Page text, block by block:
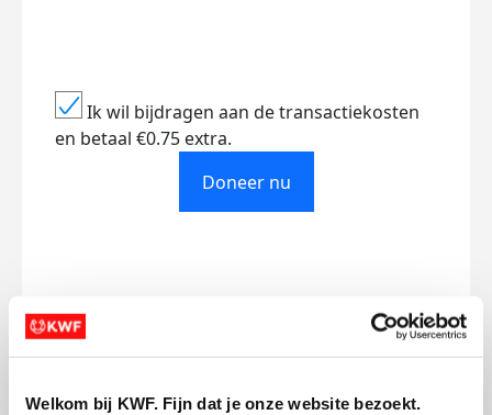
Welkom bij KWF. Fijn dat je onze website bezoekt.
Ik wil bijdragen aan de transactiekosten
en betaal €0.75 extra.
Doneer nu
Opgehaald
€125
Streefbedrag
€500
Doneer